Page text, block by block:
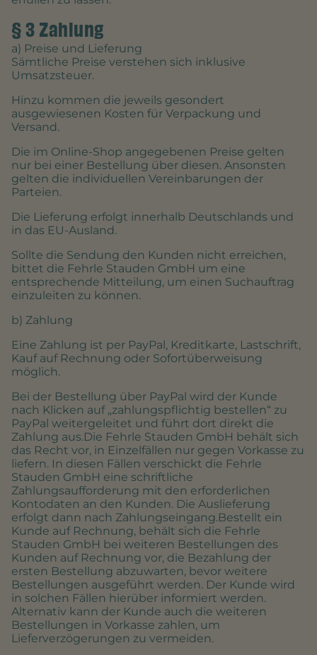
§ 3 Zahlung
a) Preise und Lieferung
Sämtliche Preise verstehen sich inklusive
Umsatzsteuer.
Hinzu kommen die jeweils gesondert
ausgewiesenen Kosten für Verpackung und
Versand.
Die im Online-Shop angegebenen Preise gelten
nur bei einer Bestellung über diesen. Ansonsten
gelten die individuellen Vereinbarungen der
Parteien.
Die Lieferung erfolgt innerhalb Deutschlands und
in das EU-Ausland.
Sollte die Sendung den Kunden nicht erreichen,
bittet die Fehrle Stauden GmbH um eine
entsprechende Mitteilung, um einen Suchauftrag
einzuleiten zu können.
b) Zahlung
Eine Zahlung ist per PayPal, Kreditkarte, Lastschrift,
Kauf auf Rechnung oder Sofortüberweisung
möglich.
Bei der Bestellung über PayPal wird der Kunde
nach Klicken auf „zahlungspflichtig bestellen“ zu
PayPal weitergeleitet und führt dort direkt die
Zahlung aus.Die Fehrle Stauden GmbH behält sich
das Recht vor, in Einzelfällen nur gegen Vorkasse zu
liefern. In diesen Fällen verschickt die Fehrle
Stauden GmbH eine schriftliche
Zahlungsaufforderung mit den erforderlichen
Kontodaten an den Kunden. Die Auslieferung
erfolgt dann nach Zahlungseingang.Bestellt ein
Kunde auf Rechnung, behält sich die Fehrle
Stauden GmbH bei weiteren Bestellungen des
Kunden auf Rechnung vor, die Bezahlung der
ersten Bestellung abzuwarten, bevor weitere
Bestellungen ausgeführt werden. Der Kunde wird
in solchen Fällen hierüber informiert werden.
Alternativ kann der Kunde auch die weiteren
Bestellungen in Vorkasse zahlen, um
Lieferverzögerungen zu vermeiden.